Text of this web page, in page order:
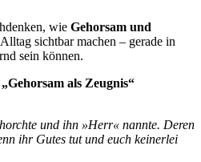
wie Gehorsam und
sichtbar machen – gerade in
sein können.
„Gehorsam als Zeugnis“
und ihn »Herr« nannte. Deren
ihr Gutes tut und euch keinerlei